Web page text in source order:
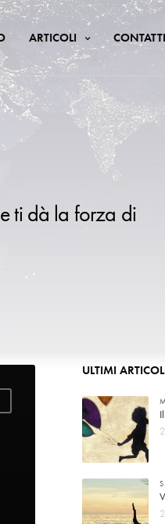
ARTICOLI CONTATTI
ti dà la forza di
ULTIMI